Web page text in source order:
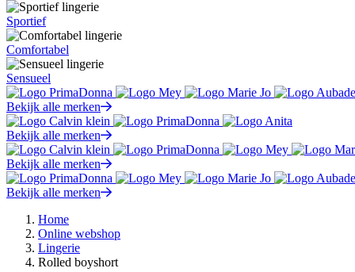
Sportief
Comfortabel
Sensueel
Bekijk alle merken
Bekijk alle merken
Bekijk alle merken
Bekijk alle merken
Home
Online webshop
Lingerie
Rolled boyshort